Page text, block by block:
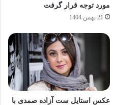
مورد توجه قرار گرفت
21 بهمن 1404
عکس استایل ست آزاده صمدی با